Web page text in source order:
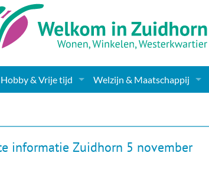
Hobby & Vrije tijd Welzijn & Maatschappij
informatie Zuidhorn 5 november